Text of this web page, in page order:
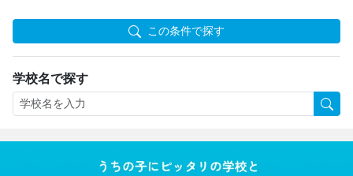
この条件で探す
学校名で探す